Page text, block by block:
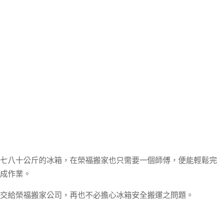
七八十公斤的冰箱，在榮福搬家也只需要一個師傅，便能輕鬆完
成作業。
交給榮福搬家公司，再也不必擔心冰箱安全搬運之問題。